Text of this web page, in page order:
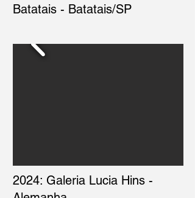
Batatais - Batatais/SP
2024: Galeria Lucia Hins -